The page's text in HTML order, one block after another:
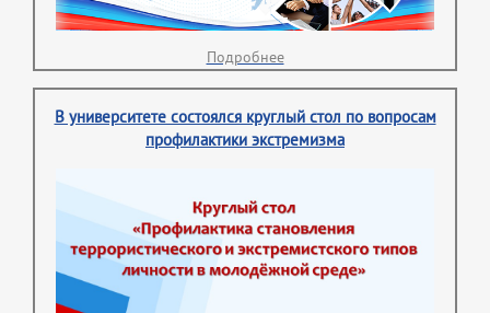
Подробнее
В университете состоялся круглый стол по вопросам
профилактики экстремизма